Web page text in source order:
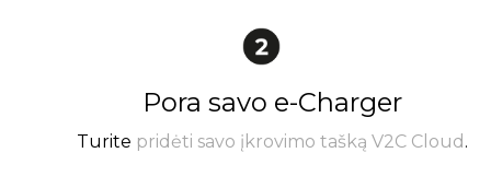
Pora savo e-Charger
Turite pridėti savo įkrovimo tašką V2C Cloud .